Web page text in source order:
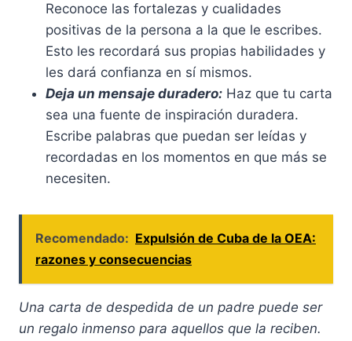
Reconoce las fortalezas y cualidades
positivas de la persona a la que le escribes.
Esto les recordará sus propias habilidades y
les dará confianza en sí mismos.
Deja un mensaje duradero: Haz que tu carta
sea una fuente de inspiración duradera.
Escribe palabras que puedan ser leídas y
recordadas en los momentos en que más se
necesiten.
Recomendado: Expulsión de Cuba de la OEA:
razones y consecuencias
Una carta de despedida de un padre puede ser
un regalo inmenso para aquellos que la reciben.